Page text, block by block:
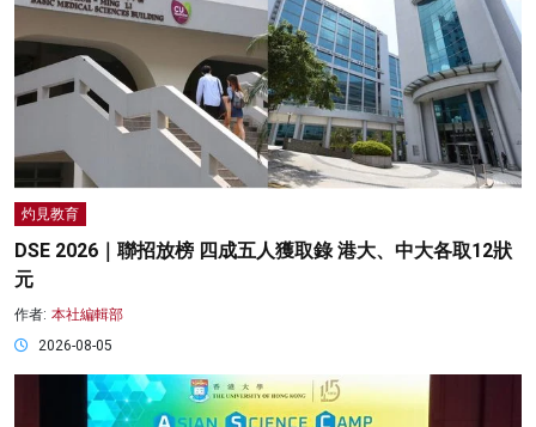
灼見教育
DSE 2026｜聯招放榜 四成五人獲取錄 港大、中大各取12狀
元
作者: 本社編輯部
2026-08-05